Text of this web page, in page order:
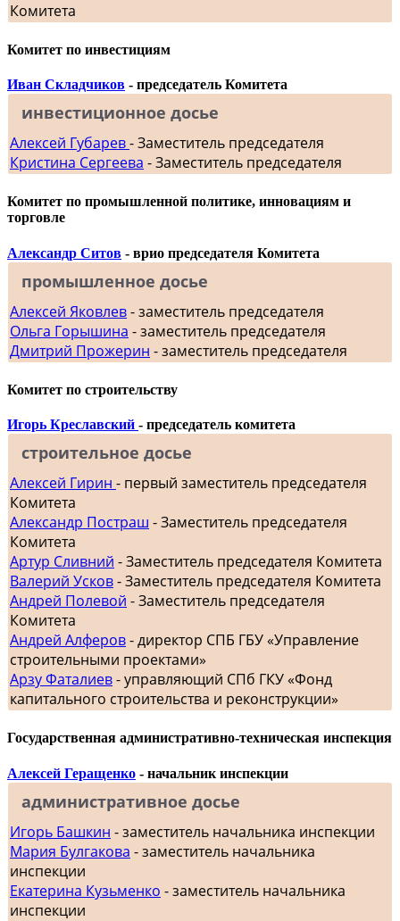
Комитета
Комитет по инвестициям
Иван Складчиков - председатель Комитета
инвестиционное досье
Алексей Губарев- Заместитель председателя
Кристина Сергеева - Заместитель председателя
Комитет по промышленной политике, инновациям и
торговле
Александр Ситов - врио председателя Комитета
промышленное досье
Алексей Яковлев- заместитель председателя
Ольга Горышина - заместитель председателя
Дмитрий Прожерин - заместитель председателя
Комитет по строительству
Игорь Креславский - председатель комитета
строительное досье
Алексей Гирин - первый заместитель председателя
Комитета
Александр Постраш - Заместитель председателя
Комитета
Артур Сливний - Заместитель председателя Комитета
Валерий Усков- Заместитель председателя Комитета
Андрей Полевой - Заместитель председателя
Комитета
Андрей Алферов- директор СПБ ГБУ «Управление
строительными проектами»
Арзу Фаталиев- управляющий СПб ГКУ «Фонд
капитального строительства и реконструкции»
Государственная административно-техническая инспекция
Алексей Геращенко - начальник инспекции
административное досье
Игорь Башкин - заместитель начальника инспекции
Мария Булгакова - заместитель начальника
инспекции
Екатерина Кузьменко - заместитель начальника
инспекции